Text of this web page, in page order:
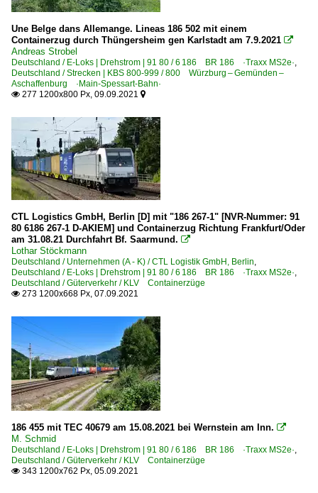
Une Belge dans Allemange. Lineas 186 502 mit einem
Containerzug durch Thüngersheim gen Karlstadt am 7.9.2021 
Andreas Strobel
Deutschland / E-Loks | Drehstrom | 91 80 / 6 186 BR 186 ·Traxx MS2e·,
Deutschland / Strecken | KBS 800-999 / 800 Würzburg – Gemünden –
Aschaffenburg ·Main-Spessart-Bahn·
 277 1200x800 Px, 09.09.2021 
CTL Logistics GmbH, Berlin [D] mit "186 267-1" [NVR-Nummer: 91
80 6186 267-1 D-AKIEM] und Containerzug Richtung Frankfurt/Oder
am 31.08.21 Durchfahrt Bf. Saarmund. 
Lothar Stöckmann
Deutschland / Unternehmen (A - K) / CTL Logistik GmbH, Berlin,
Deutschland / E-Loks | Drehstrom | 91 80 / 6 186 BR 186 ·Traxx MS2e·,
Deutschland / Güterverkehr / KLV Containerzüge
 273 1200x668 Px, 07.09.2021
186 455 mit TEC 40679 am 15.08.2021 bei Wernstein am Inn. 
M. Schmid
Deutschland / E-Loks | Drehstrom | 91 80 / 6 186 BR 186 ·Traxx MS2e·,
Deutschland / Güterverkehr / KLV Containerzüge
 343 1200x762 Px, 05.09.2021